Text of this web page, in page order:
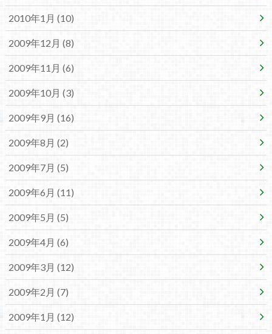
2010年1月 (10)
2009年12月 (8)
2009年11月 (6)
2009年10月 (3)
2009年9月 (16)
2009年8月 (2)
2009年7月 (5)
2009年6月 (11)
2009年5月 (5)
2009年4月 (6)
2009年3月 (12)
2009年2月 (7)
2009年1月 (12)